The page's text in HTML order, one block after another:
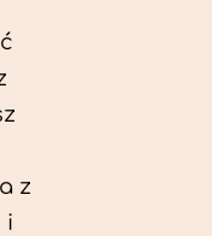
z
i